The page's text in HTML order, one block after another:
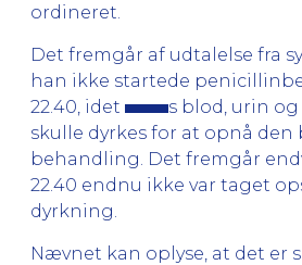
ordineret.
Det fremgår af udtalelse fra
han ikke startede
22.40, idet
s blod, urin
skulle dyrkes for at opnå den
behandling. Det fremgår
22.40 endnu ikke var taget
dyrkning.
Nævnet kan oplyse, at det er